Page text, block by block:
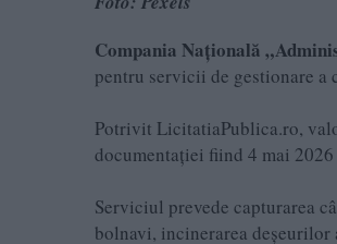
Compania Națională
pentru servicii de gestionare a
Potrivit LicitatiaPublica.ro,
documentației fiind 4 mai 2026
Serviciul prevede capturarea
bolnavi, incinerarea